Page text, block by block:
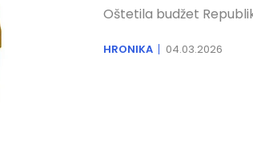
Oštetila budžet
HRONIKA 04.03.2026